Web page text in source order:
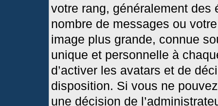
votre rang, généralement
nombre de messages ou
image plus grande, connue
unique et personnelle à
d’activer les avatars et de
disposition. Si vous ne
une décision de